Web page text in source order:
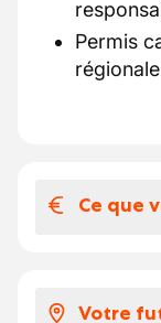
Permis
Ce que
Votre